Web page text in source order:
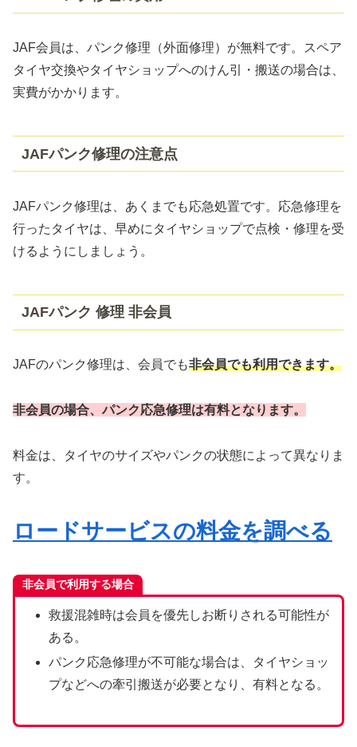
JAF会員は、パンク修理（外面修理）が無料です。スペア
タイヤ交換やタイヤショップへのけん引・搬送の場合は、
実費がかかります。
JAFパンク修理の注意点
JAFパンク修理は、あくまでも応急処置です。応急修理を
行ったタイヤは、早めにタイヤショップで点検・修理を受
けるようにしましょう。
JAFパンク 修理 非会員
JAFのパンク修理は、会員でも非会員でも利用できます。
非会員の場合、パンク応急修理は有料となります。
料金は、タイヤのサイズやパンクの状態によって異なりま
す。
ロードサービスの料金を調べる
非会員で利用する場合
救援混雑時は会員を優先しお断りされる可能性が
ある。
パンク応急修理が不可能な場合は、タイヤショッ
プなどへの牽引搬送が必要となり、有料となる。